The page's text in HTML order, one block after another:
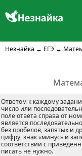
Незнайка → ЕГЭ →
Ответом к каждому
число или
поле ответа справа от
является
без пробелов, запятых и
цифру, знак «минус» и
соответствии с
писать не нужно.